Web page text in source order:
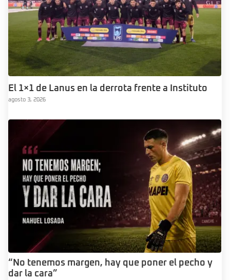
El 1×1 de Lanus en la derrota frente a Instituto
agosto 3, 2026
“No tenemos margen, hay que poner el pecho y
dar la cara”